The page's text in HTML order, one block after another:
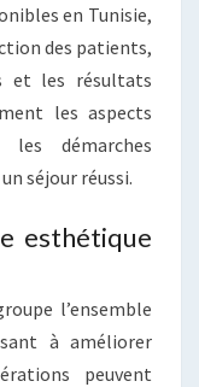
en Tunisie,
des patients,
et les résultats
les aspects
démarches
séjour réussi.
esthétique
l’ensemble
à améliorer
peuvent